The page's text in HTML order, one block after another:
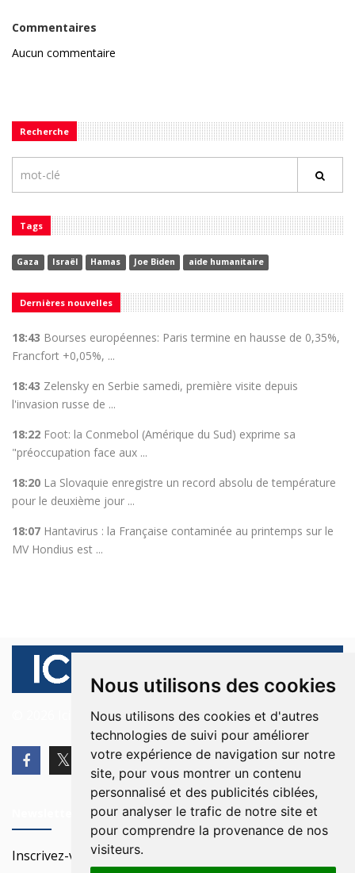
Nous utilisons des cookies
Nous utilisons des cookies et d'autres
technologies de suivi pour améliorer
votre expérience de navigation sur notre
site, pour vous montrer un contenu
personnalisé et des publicités ciblées,
pour analyser le trafic de notre site et
pour comprendre la provenance de nos
visiteurs.
Commentaires
Aucun commentaire
Recherche
Tags
Gaza Israël Hamas Joe Biden aide humanitaire
Dernières nouvelles
18:43 Bourses européennes: Paris termine en hausse de 0,35%,
Francfort +0,05%, ...
18:43 Zelensky en Serbie samedi, première visite depuis
l'invasion russe de ...
18:22 Foot: la Conmebol (Amérique du Sud) exprime sa
"préoccupation face aux ...
18:20 La Slovaquie enregistre un record absolu de température
pour le deuxième jour ...
18:07 Hantavirus : la Française contaminée au printemps sur le
MV Hondius est ...
© 2026 Ici Beyrouth. Tous les droits sont réservés.
Inscrivez-vous à notre Newsletter